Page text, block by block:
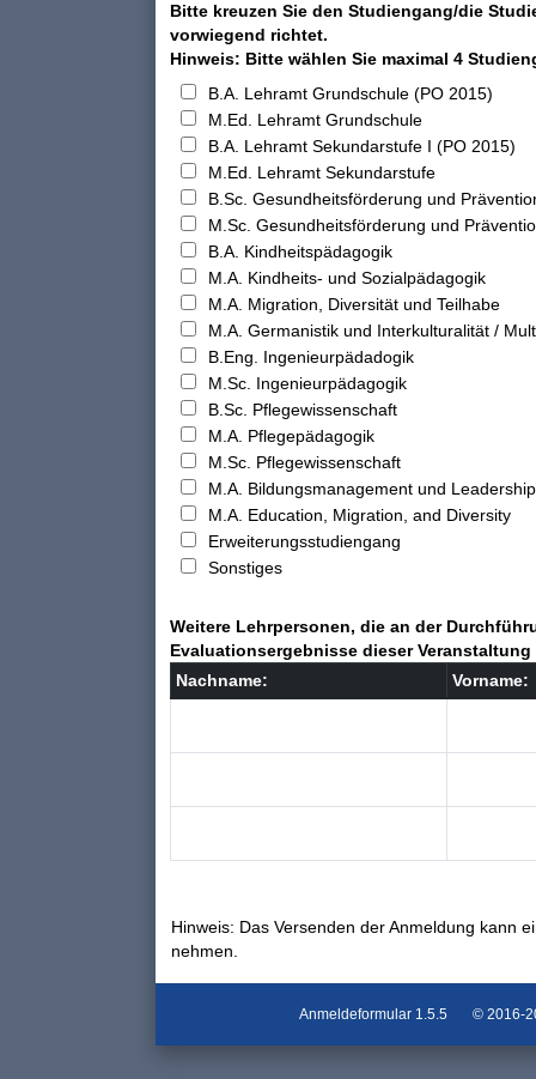
Bitte kreuzen Sie den Studiengang/die
vorwiegend richtet.
Hinweis: Bitte wählen Sie maximal 4
B.A. Lehramt Grundschule (PO 2015)
M.Ed. Lehramt Grundschule
B.A. Lehramt Sekundarstufe I (PO 2015)
M.Ed. Lehramt Sekundarstufe
B.Sc. Gesundheitsförderung und
M.Sc. Gesundheitsförderung und
B.A. Kindheitspädagogik
M.A. Kindheits- und Sozialpädagogik
M.A. Migration, Diversität und Teilhabe
M.A. Germanistik und Interkulturalität /
B.Eng. Ingenieurpädadogik
M.Sc. Ingenieurpädagogik
B.Sc. Pflegewissenschaft
M.A. Pflegepädagogik
M.Sc. Pflegewissenschaft
M.A. Bildungsmanagement und
M.A. Education, Migration, and Diversity
Erweiterungsstudiengang
Sonstiges
Weitere Lehrpersonen, die an der
Evaluationsergebnisse dieser
Nachname:
Vorname:
Hinweis: Das Versenden der Anmeldung kann
nehmen.
Anmeldeformular 1.5.5 © 2016-